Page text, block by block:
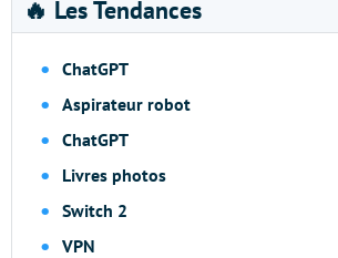
🔥 Les Tendances
ChatGPT
Aspirateur robot
ChatGPT
Livres photos
Switch 2
VPN